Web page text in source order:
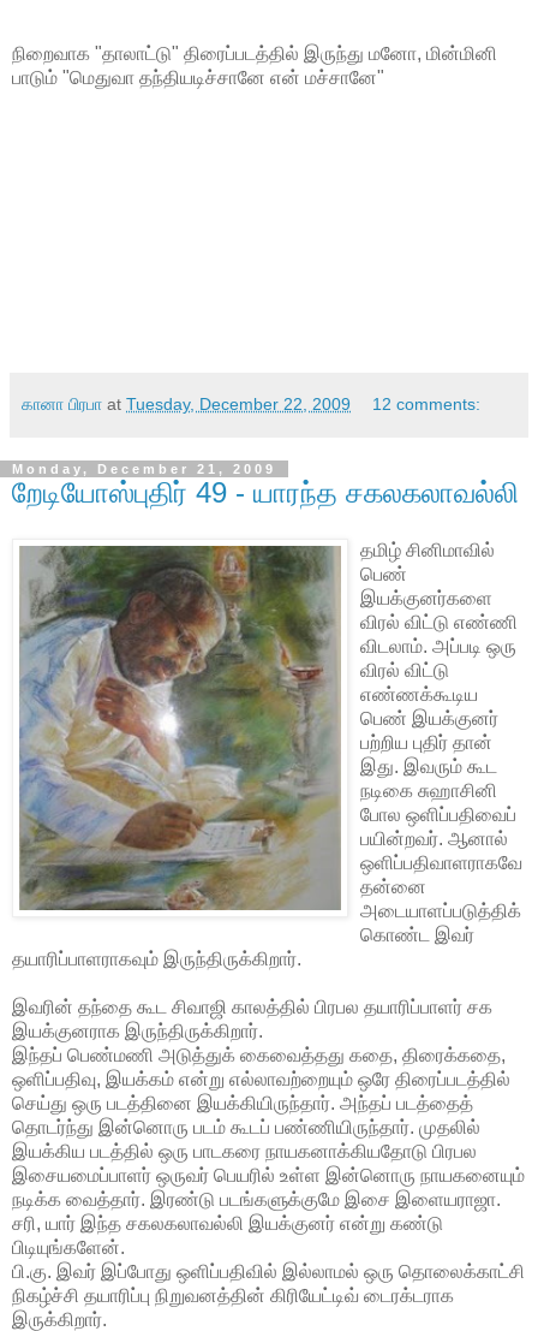
நிறைவாக "தாலாட்டு" திரைப்படத்தில் இருந்து மனோ, மின்மினி
பாடும் "மெதுவா தந்தியடிச்சானே என் மச்சானே"
கானா பிரபா at Tuesday, December 22, 2009 12 comments:
Monday, December 21, 2009
றேடியோஸ்புதிர் 49 - யாரந்த சகலகலாவல்லி
தமிழ் சினிமாவில்
பெண்
இயக்குனர்களை
விரல் விட்டு எண்ணி
விடலாம். அப்படி ஒரு
விரல் விட்டு
எண்ணக்கூடிய
பெண் இயக்குனர்
பற்றிய புதிர் தான்
இது. இவரும் கூட
நடிகை சுஹாசினி
போல ஒளிப்பதிவைப்
பயின்றவர். ஆனால்
ஒளிப்பதிவாளராகவே
தன்னை
அடையாளப்படுத்திக்
கொண்ட இவர்
தயாரிப்பாளராகவும் இருந்திருக்கிறார்.
இவரின் தந்தை கூட சிவாஜி காலத்தில் பிரபல தயாரிப்பாளர் சக
இயக்குனராக இருந்திருக்கிறார்.
இந்தப் பெண்மணி அடுத்துக் கைவைத்தது கதை, திரைக்கதை,
ஒளிப்பதிவு, இயக்கம் என்று எல்லாவற்றையும் ஒரே திரைப்படத்தில்
செய்து ஒரு படத்தினை இயக்கியிருந்தார். அந்தப் படத்தைத்
தொடர்ந்து இன்னொரு படம் கூடப் பண்ணியிருந்தார். முதலில்
இயக்கிய படத்தில் ஒரு பாடகரை நாயகனாக்கியதோடு பிரபல
இசையமைப்பாளர் ஒருவர் பெயரில் உள்ள இன்னொரு நாயகனையும்
நடிக்க வைத்தார். இரண்டு படங்களுக்குமே இசை இளையராஜா.
சரி, யார் இந்த சகலகலாவல்லி இயக்குனர் என்று கண்டு
பிடியுங்களேன்.
பி.கு. இவர் இப்போது ஒளிப்பதிவில் இல்லாமல் ஒரு தொலைக்காட்சி
நிகழ்ச்சி தயாரிப்பு நிறுவனத்தின் கிரியேட்டிவ் டைரக்டராக
இருக்கிறார்.